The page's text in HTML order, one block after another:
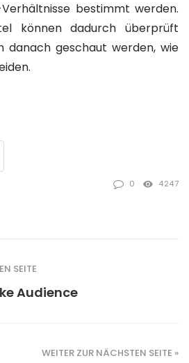
bestimmt werden.
können dadurch überprüft
danach geschaut werden, wie
0 4247
SEITE
Audience
WEITER ZUR NÄCHSTEN SEITE »